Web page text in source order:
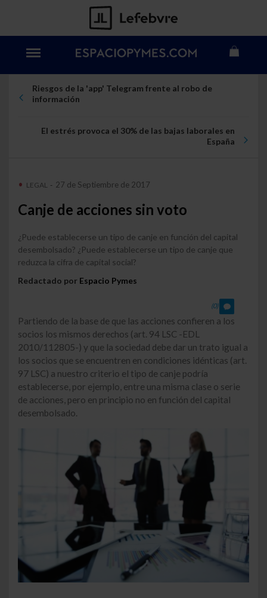
Riesgos de la 'app' Telegram frente al robo de
información
El estrés provoca el 30% de las bajas laborales en
España
LEGAL - 27 de Septiembre de 2017
Canje de acciones sin voto
¿Puede establecerse un tipo de canje en función del capital
desembolsado? ¿Puede establecerse un tipo de canje que
reduzca la cifra de capital social?
Redactado por Espacio Pymes
(0)
Partiendo de la base de que las acciones confieren a los
socios los mismos derechos (art. 94 LSC -EDL
2010/112805-) y que la sociedad debe dar un trato igual a
los socios que se encuentren en condiciones idénticas (art.
97 LSC) a nuestro criterio el tipo de canje podría
establecerse, por ejemplo, entre una misma clase o serie
de acciones, pero en principio no en función del capital
desembolsado.